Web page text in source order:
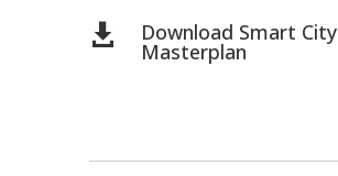
 Download Smart City
Masterplan